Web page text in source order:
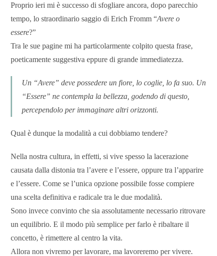
Proprio ieri mi è successo di sfogliare ancora, dopo parecchio
tempo, lo straordinario saggio di Erich Fromm “Avere o
essere?”
Tra le sue pagine mi ha particolarmente colpito questa frase,
poeticamente suggestiva eppure di grande immediatezza.
Un “Avere” deve possedere un fiore, lo coglie, lo fa suo. Un
“Essere” ne contempla la bellezza, godendo di questo,
percependolo per immaginare altri orizzonti.
Qual è dunque la modalità a cui dobbiamo tendere?
Nella nostra cultura, in effetti, si vive spesso la lacerazione
causata dalla distonia tra l’avere e l’essere, oppure tra l’apparire
e l’essere. Come se l’unica opzione possibile fosse compiere
una scelta definitiva e radicale tra le due modalità.
Sono invece convinto che sia assolutamente necessario ritrovare
un equilibrio. E il modo più semplice per farlo è ribaltare il
concetto, è rimettere al centro la vita.
Allora non vivremo per lavorare, ma lavoreremo per vivere.